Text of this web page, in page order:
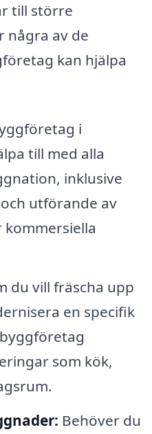
till större
några av de
kan hjälpa
i
till med alla
inklusive
utförande av
du vill fräscha upp
en specifik
som kök,
Behöver du